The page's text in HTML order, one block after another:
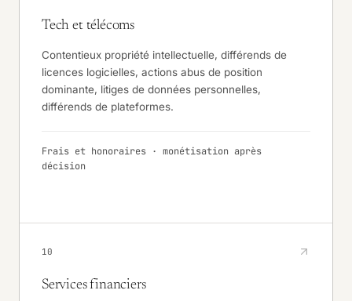
Tech et télécoms
Contentieux propriété intellectuelle, différends de
licences logicielles, actions abus de position
dominante, litiges de données personnelles,
différends de plateformes.
Frais et honoraires · monétisation après
décision
10
Services financiers